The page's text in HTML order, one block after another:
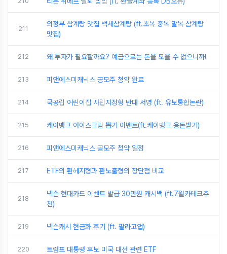
211
의정부 삼계탕 맛집 백세삼계탕 (ft.초복 중복 말복 삼계탕
맛집)
212 왜 투자가 필요할까요? 예금으로는 돈을 모을 수 없으니까!
213 피앤에스미캐닉스 공모주 청약 완료
214 국공립 어린이집 사립지정형 반대 서명 (ft. 유보통합논란)
215 케이뱅크 아이스크림 뽑기 이벤트(ft.케이뱅크 용돈받기)
216 피앤에스미캐닉스 공모주 청약 일정
217 ETF의 환헤지형과 환노출형의 장단점 비교
218
넥슨 현대카드 이벤트 발급 30만원 캐시백 (ft.7월카테크추
천)
219 넥슨캐시 현금화 후기 (ft. 팔라고앱)
220 트럼프 대통령 후보 미국 대선 관련 ETF